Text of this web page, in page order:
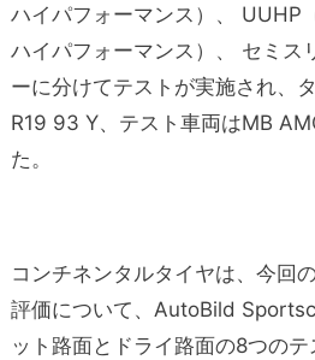
ハイパフォーマンス）、 UUHP
ハイパフォーマンス）、 セミス
ーに分けてテストが実施され、
R19 93 Y、テスト車両はMB
た。
コンチネンタルタイヤは、今回
評価について、AutoBild
ット路面とドライ路面の8つの